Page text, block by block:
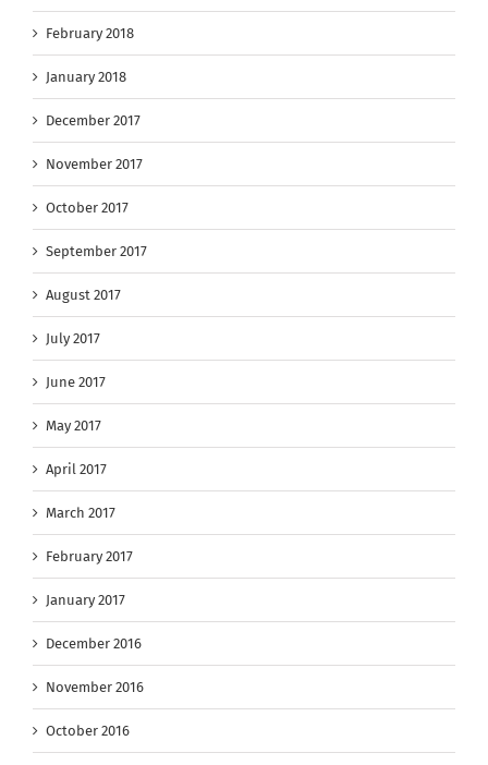
February 2018
January 2018
December 2017
November 2017
October 2017
September 2017
August 2017
July 2017
June 2017
May 2017
April 2017
March 2017
February 2017
January 2017
December 2016
November 2016
October 2016